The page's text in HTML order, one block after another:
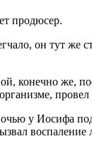
продюсер.
он тут же
конечно же,
у Иосифа